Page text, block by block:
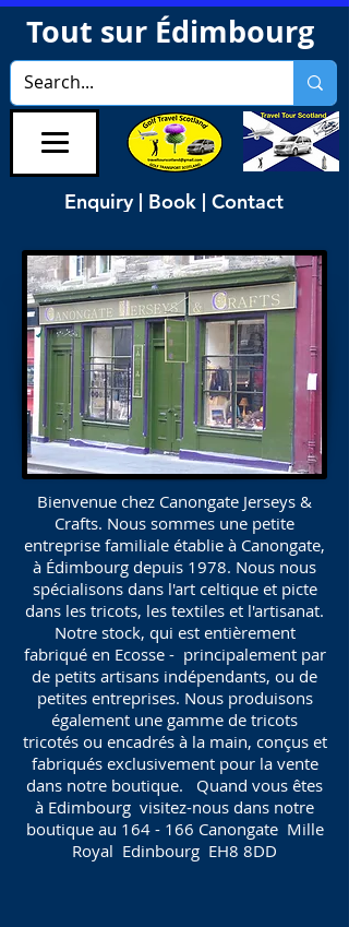
Tout sur Édimbourg
Enquiry | Book | Contact
Bienvenue chez Canongate Jerseys &
Crafts. Nous sommes une petite
entreprise familiale établie à Canongate,
à Édimbourg depuis 1978. Nous nous
spécialisons dans l'art celtique et picte
dans les tricots, les textiles et l'artisanat.
Notre stock, qui est entièrement
fabriqué en Ecosse - principalement par
de petits artisans indépendants, ou de
petites entreprises. Nous produisons
également une gamme de tricots
tricotés ou encadrés à la main, conçus et
fabriqués exclusivement pour la vente
dans notre boutique. Quand vous êtes
à Edimbourg visitez-nous dans notre
boutique au 164 - 166 Canongate Mille
Royal Edinbourg EH8 8DD